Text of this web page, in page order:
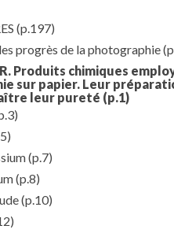
(p.197)
progrès de la photographie
Produits chimiques
sur papier. Leur
leur pureté (p.1)
(p.7)
(p.8)
(p.10)